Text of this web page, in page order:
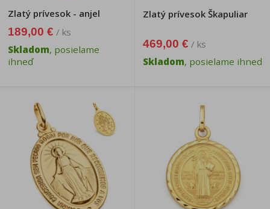
Zlatý prívesok - anjel
189,00 € / ks
Skladom, posielame
ihneď
Zlatý prívesok Škapuliar
469,00 € / ks
Skladom, posielame ihneď